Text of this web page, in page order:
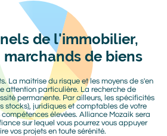
Image
Image
Titre
de l'immobilier,
de biens
Texte
La maitrise du risque et les moyens de s'en
attention particulière. La recherche de
permanente. Par ailleurs, les spécificités
stocks), juridiques et comptables de votre
élevées. Alliance Mozaik sera
sur lequel vous pourrez vous appuyer
vos projets en toute sérénité.